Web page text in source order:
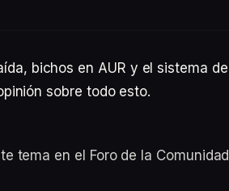
bichos en AUR y el sistema
sobre todo esto.
tema en el Foro de la